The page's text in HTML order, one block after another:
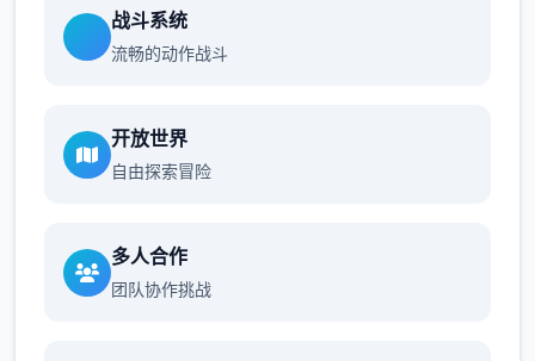
战斗系统
流畅的动作战斗
开放世界
自由探索冒险
多人合作
团队协作挑战